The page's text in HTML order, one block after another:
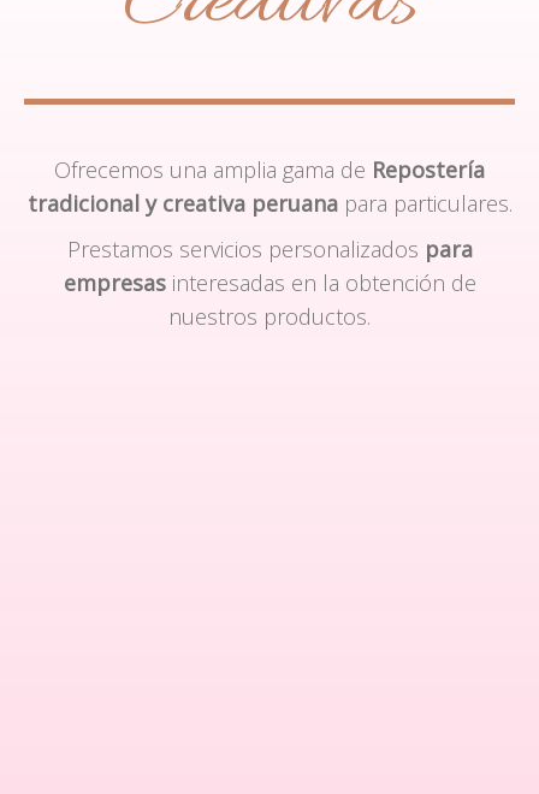
Ofrecemos una amplia gama de Repostería
tradicional y creativa peruanapara particulares.
Prestamos servicios personalizados para
empresasinteresadas en la obtención de
nuestros productos.